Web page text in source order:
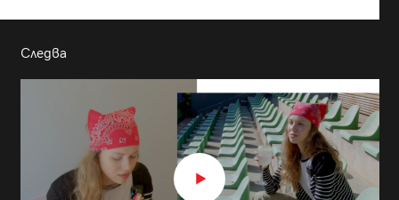
Следва